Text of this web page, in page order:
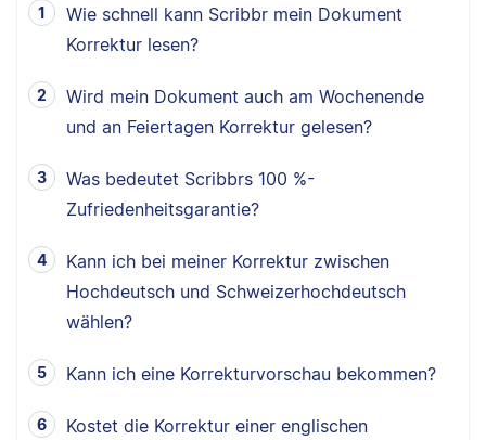
Wie schnell kann Scribbr mein Dokument
Korrektur lesen?
Wird mein Dokument auch am Wochenende
und an Feiertagen Korrektur gelesen?
Was bedeutet Scribbrs 100 %-
Zufriedenheitsgarantie?
Kann ich bei meiner Korrektur zwischen
Hochdeutsch und Schweizerhochdeutsch
wählen?
Kann ich eine Korrekturvorschau bekommen?
Kostet die Korrektur einer englischen